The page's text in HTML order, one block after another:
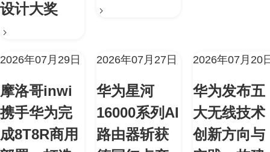
设计大奖
2026年07月29日
摩洛哥inwi
携手华为完
成8T8R商用
2026年07月27日
华为星河
16000系列AI
路由器斩获
2026年07月20
华为发布五
大无线技术
创新方向与